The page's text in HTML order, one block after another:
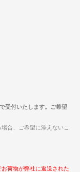
受付いたします。ご希望
合、ご希望に添えないこ
荷物が弊社に返送された